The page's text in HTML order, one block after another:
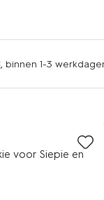
1-3
voor Siepie en